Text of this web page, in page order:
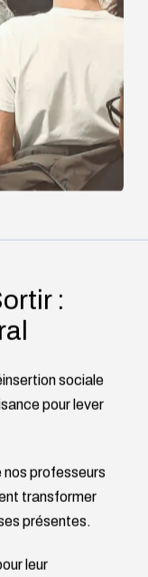
:
sociale
pour lever
nos professeurs
transformer
présentes.
leur